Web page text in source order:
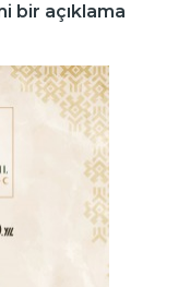
bir açıklama